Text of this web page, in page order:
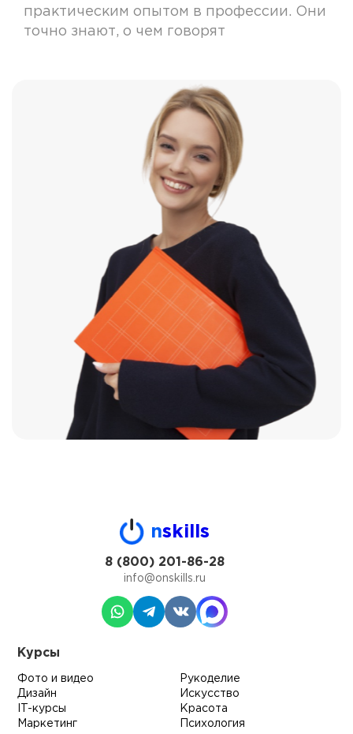
практическим опытом в профессии. Они
точно знают, о чем говорят
nskills
8 (800) 201-86-28
info@onskills.ru
Курсы
Фото и видео
Дизайн
IT-курсы
Маркетинг
Рукоделие
Искусство
Красота
Психология